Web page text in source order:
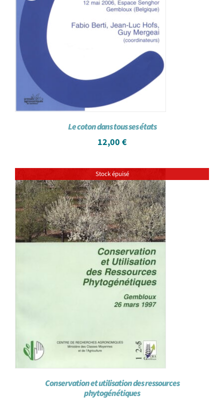
Le coton dans tous ses états
12,00 €
Stock épuisé
Conservation et utilisation des ressources
phytogénétiques